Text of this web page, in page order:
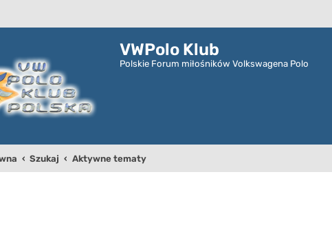
VWPolo Klub
Polskie Forum miłośników Volkswagena Polo
Szukaj Aktywne tematy